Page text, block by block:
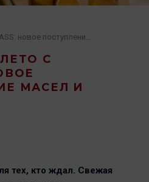
С
МАСЕЛ И
Встречаем лето с VomFASS: новое поступление масел и уксусов!
тех, кто ждал. Свежая